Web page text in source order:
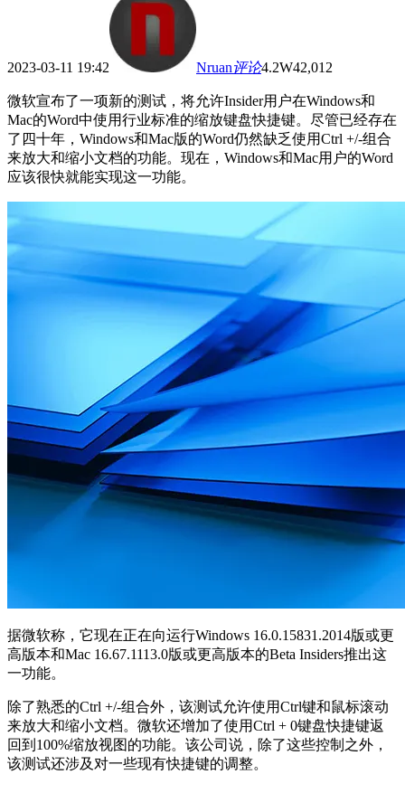
2023-03-11 19:42 Nruan评论4.2W42,012
微软宣布了一项新的测试，将允许Insider用户在Windows和
Mac的Word中使用行业标准的缩放键盘快捷键。尽管已经存在
了四十年，Windows和Mac版的Word仍然缺乏使用Ctrl +/-组合
来放大和缩小文档的功能。现在，Windows和Mac用户的Word
应该很快就能实现这一功能。
据微软称，它现在正在向运行Windows 16.0.15831.2014版或更
高版本和Mac 16.67.1113.0版或更高版本的Beta Insiders推出这
一功能。
除了熟悉的Ctrl +/-组合外，该测试允许使用Ctrl键和鼠标滚动
来放大和缩小文档。微软还增加了使用Ctrl + 0键盘快捷键返
回到100%缩放视图的功能。该公司说，除了这些控制之外，
该测试还涉及对一些现有快捷键的调整。